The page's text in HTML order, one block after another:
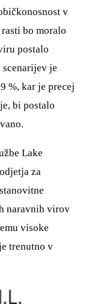
v
bo moralo
postalo
je
%, kar je precej
bi postalo
Lake
za
naravnih virov
visoke
trenutno v